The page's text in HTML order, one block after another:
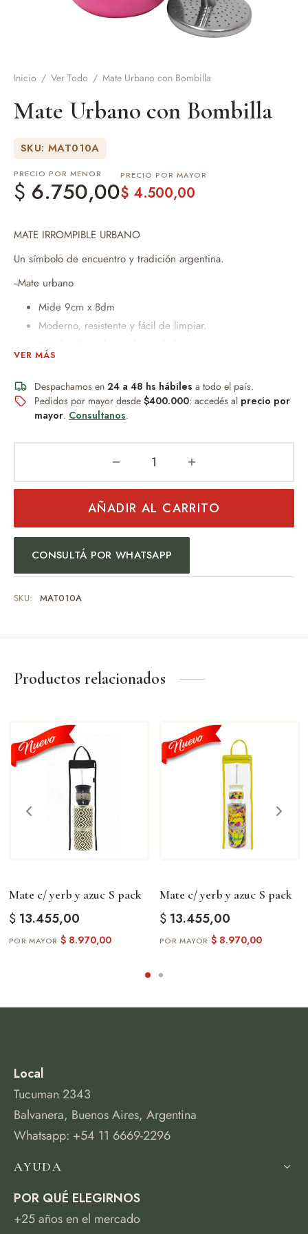
Inicio / Ver Todo / Mate Urbano con Bombilla
Mate Urbano con Bombilla
SKU: MAT010A
PRECIO POR MENOR
$ 6.750,00
PRECIO POR MAYOR
$ 4.500,00
MATE IRROMPIBLE URBANO
Un símbolo de encuentro y tradición argentina.
--Mate urbano
Mide 9cm x 8dm
Moderno, resistente y fácil de limpiar.
Perfecto para uso diario.
Diseño práctico y duradero.
Ideal para quienes buscan funcionalidad sin
mantenimiento.
Un obsequio distinguido que combina diseño, practicidad y
Un detalle permanente, resistente al desgaste y al paso del
tiempo.
Ideal para:
Regalo empresarial
Una pieza pensada para quienes valoran los detalles y la
VER MÁS
Despachamos en 24 a 48 hs hábiles a todo el país.
Pedidos por mayor desde $400.000: accedés al precio por
mayor. Consultanos.
AÑADIR AL CARRITO
CONSULTÁ POR WHATSAPP
SKU: MAT010A
Productos relacionados
Mate c/ yerb y azuc S pack
$13.455,00
$8.970,00
Mate c/ yerb y azuc S pack
$13.455,00
$8.970,00
Local
Tucuman 2343
Balvanera, Buenos Aires, Argentina
Whatsapp: +54 11 6669-2296
AYUDA
POR QUÉ ELEGIRNOS
+25 años en el mercado
y accesorios